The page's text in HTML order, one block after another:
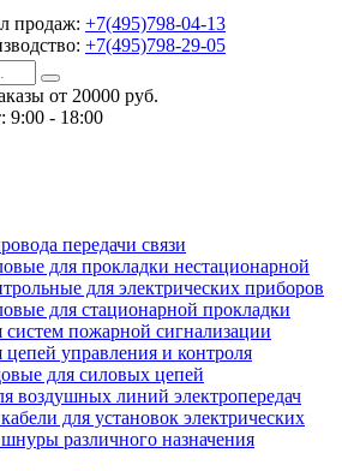
продаж: +7(495)798-04-13
+7(495)798-29-05
от 20000 руб.
- 18:00
передачи связи
для прокладки нестационарной
для электрических приборов
для стационарной прокладки
систем пожарной сигнализации
цепей управления и контроля
для силовых цепей
воздушных линий электропередач
для установок электрических
различного назначения